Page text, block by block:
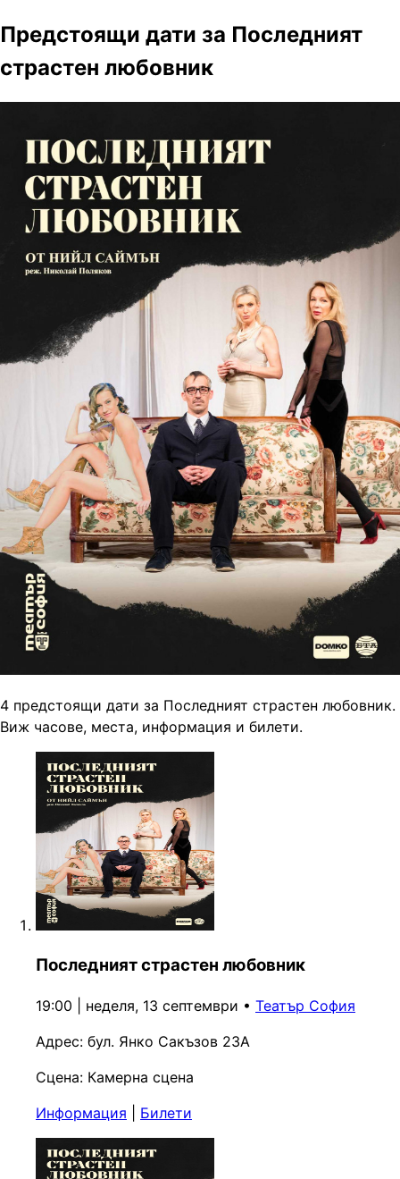
Предстоящи дати за Последният
страстен любовник
4 предстоящи дати за Последният страстен любовник.
Виж часове, места, информация и билети.
Последният страстен любовник
19:00 | неделя, 13 септември • Театър София
Адрес: бул. Янко Сакъзов 23А
Сцена: Камерна сцена
Информация
Билети